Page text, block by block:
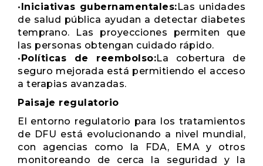
•Iniciativas gubernamentales:Las unidades
de salud pública ayudan a detectar diabetes
temprano. Las proyecciones permiten que
las personas obtengan cuidado rápido.
•Políticas de reembolso:La cobertura de
seguro mejorada está permitiendo el acceso
a terapias avanzadas.
Paisaje regulatorio
El entorno regulatorio para los tratamientos
de DFU está evolucionando a nivel mundial,
con agencias como la FDA, EMA y otros
monitoreando de cerca la seguridad y la